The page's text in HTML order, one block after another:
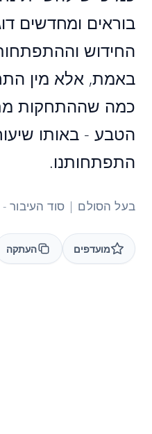
בוראים ומחדשים
החידוש
באמת, אלא מין
כמה שההתחקות
הטבע - באותו
התפתחותנו.
בעל הסולם | סוד העיבור -
מועדפים העתקה